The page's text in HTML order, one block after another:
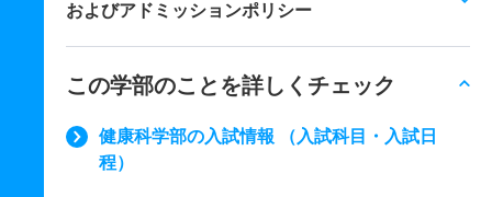
およびアドミッションポリシー
この学部のことを詳しくチェック
健康科学部の入試情報 （入試科目・入試日
程）